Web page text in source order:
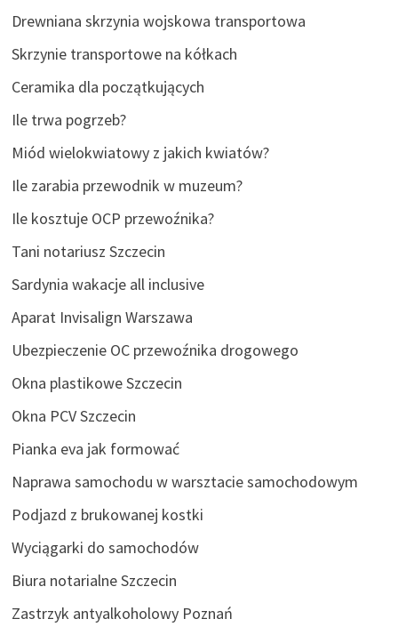
Drewniana skrzynia wojskowa transportowa
Skrzynie transportowe na kółkach
Ceramika dla początkujących
Ile trwa pogrzeb?
Miód wielokwiatowy z jakich kwiatów?
Ile zarabia przewodnik w muzeum?
Ile kosztuje OCP przewoźnika?
Tani notariusz Szczecin
Sardynia wakacje all inclusive
Aparat Invisalign Warszawa
Ubezpieczenie OC przewoźnika drogowego
Okna plastikowe Szczecin
Okna PCV Szczecin
Pianka eva jak formować
Naprawa samochodu w warsztacie samochodowym
Podjazd z brukowanej kostki
Wyciągarki do samochodów
Biura notarialne Szczecin
Zastrzyk antyalkoholowy Poznań